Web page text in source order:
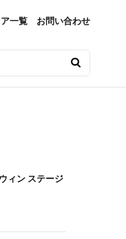
一覧 お問い合わせ
ィン ステージ